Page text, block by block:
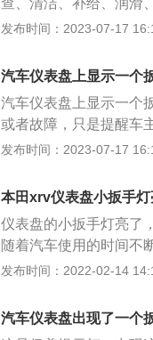
0万公里，铱金火花塞
查、清洁、补给、润滑
指示灯的方法是：1、
刹车系统；3、检查轮
发布时间：2023-07-17
汽车仪表盘上显示一个
汽车仪表盘上显示一个
或者故障，只是提醒车
养周期在出厂后已设定
设置，常规的项目包括
程、轮胎里程、刹车片
发布时间：2023-07-17
本田xrv仪表盘小扳手
仪表盘的小扳手灯亮了
随着汽车使用的时间不
价值，各大汽车厂商在
了零件后不及时将保养
换汽车配件带来麻烦，
发布时间：2022-02-14
汽车仪表盘出现了一个